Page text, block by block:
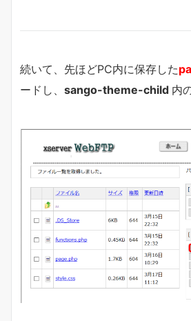
続いて、先ほどPC内に保存した
ードし、 sango-theme-child 内